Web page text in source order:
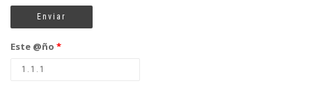
Este @ño *